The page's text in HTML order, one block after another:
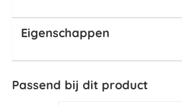
Eigenschappen
Passend bij dit product